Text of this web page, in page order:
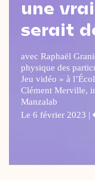
une
serait
avec Raphaël
physique des
Jeu vidéo » à
Clément Merville,
Manzalab
Le 6 février 2023 |